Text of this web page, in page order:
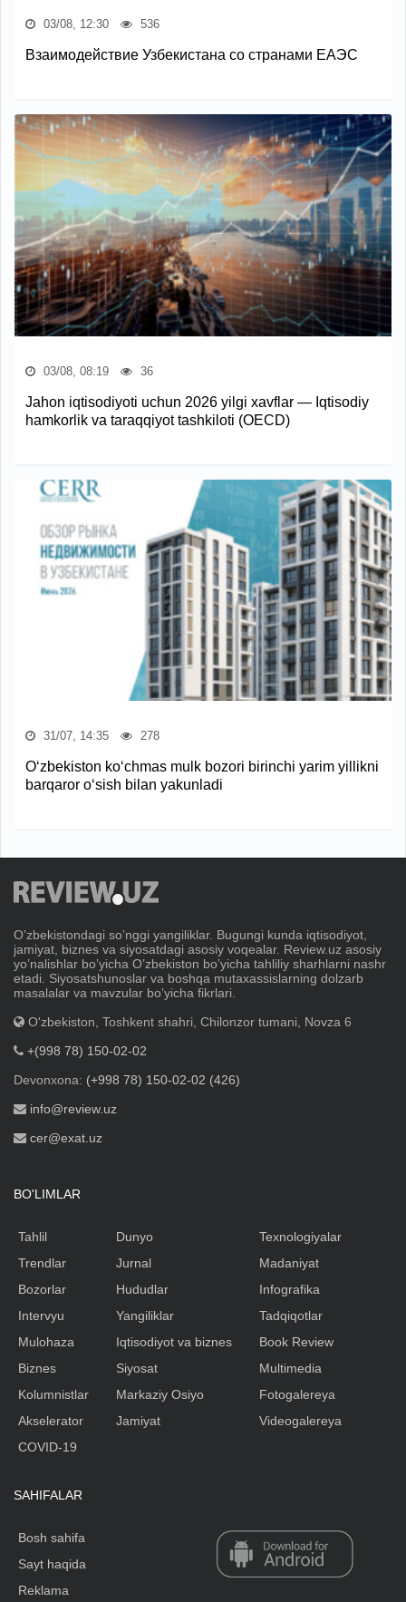
03/08, 12:30 536
Взаимодействие Узбекистана со странами ЕАЭС
03/08, 08:19 36
Jahon iqtisodiyoti uchun 2026 yilgi xavflar — Iqtisodiy
hamkorlik va taraqqiyot tashkiloti (OECD)
31/07, 14:35 278
O‘zbekiston ko‘chmas mulk bozori birinchi yarim yillikni
barqaror o‘sish bilan yakunladi
Oʼzbekistondagi soʼnggi yangiliklar. Bugungi kunda iqtisodiyot,
jamiyat, biznes va siyosatdagi asosiy voqealar. Review.uz asosiy
yoʼnalishlar boʼyicha Oʼzbekiston boʼyicha tahliliy sharhlarni nashr
etadi. Siyosatshunoslar va boshqa mutaxassislarning dolzarb
masalalar va mavzular boʼyicha fikrlari.
O'zbekiston, Toshkent shahri, Chilonzor tumani, Novza 6
+(998 78) 150-02-02
Devonxona: (+998 78) 150-02-02 (426)
info@review.uz
cer@exat.uz
BO'LIMLAR
Tahlil
Trendlar
Bozorlar
Intervyu
Mulohaza
Biznes
Kolumnistlar
Akselerator
Dunyo
Jurnal
Hududlar
Yangiliklar
Iqtisodiyot va biznes
Siyosat
Markaziy Osiyo
Jamiyat
Texnologiyalar
Madaniyat
Infografika
Tadqiqotlar
Book Review
Multimedia
Fotogalereya
Videogalereya
COVID-19
SAHIFALAR
Bosh sahifa
Sayt haqida
Reklama